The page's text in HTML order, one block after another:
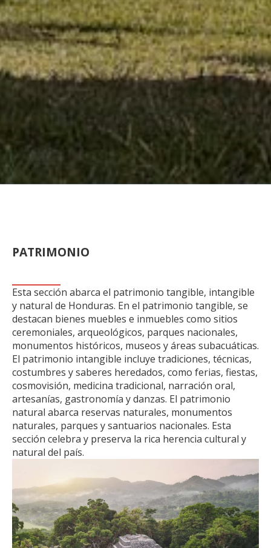
PATRIMONIO
Esta sección abarca el patrimonio tangible, intangible
y natural de Honduras. En el patrimonio tangible, se
destacan bienes muebles e inmuebles como sitios
ceremoniales, arqueológicos, parques nacionales,
monumentos históricos, museos y áreas subacuáticas.
El patrimonio intangible incluye tradiciones, técnicas,
costumbres y saberes heredados, como ferias, fiestas,
cosmovisión, medicina tradicional, narración oral,
artesanías, gastronomía y danzas. El patrimonio
natural abarca reservas naturales, monumentos
naturales, parques y santuarios nacionales. Esta
sección celebra y preserva la rica herencia cultural y
natural del país.